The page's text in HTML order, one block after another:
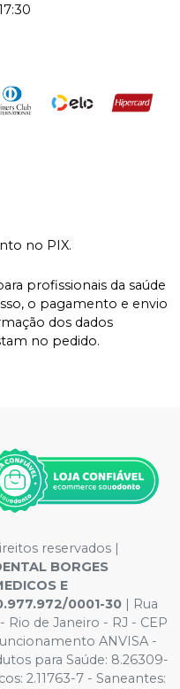
no PIX.
profissionais da saúde
o pagamento e envio
dos dados
no pedido.
reservados |
BORGES
E
0001-30 | Rua
Rio de Janeiro - RJ - CEP
ANVISA -
para Saúde: 8.26309-
2.11763-7 - Saneantes: